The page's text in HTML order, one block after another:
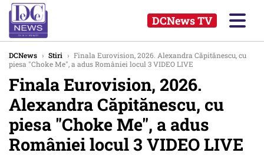
DCNews TV
DCNews › Stiri › Finala Eurovision, 2026. Alexandra Căpitănescu, cu
piesa "Choke Me", a adus României locul 3 VIDEO LIVE
Finala Eurovision, 2026.
Alexandra Căpitănescu, cu
piesa "Choke Me", a adus
României locul 3 VIDEO LIVE